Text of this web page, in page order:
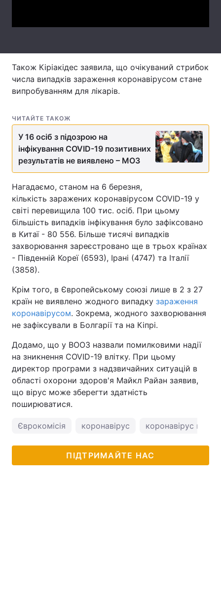
Контакти
Послуги
Також Кіріакідес заявила, що очікуваний стрибок
числа випадків зараження коронавірусом стане
випробуванням для лікарів.
ЧИТАЙТЕ ТАКОЖ
У 16 осіб з підозрою на
інфікування COVID-19 позитивних
результатів не виявлено – МОЗ
Нагадаємо, станом на 6 березня,
кількість заражених коронавірусом COVID-19 у
світі перевищила 100 тис. осіб. При цьому
більшість випадків інфікування було зафіксовано
в Китаї - 80 556. Більше тисячі випадків
захворювання зареєстровано ще в трьох країнах
- Південній Кореї (6593), Ірані (4747) та Італії
(3858).
Крім того, в Європейському союзі лише в 2 з 27
країн не виявлено жодного випадку зараження
коронавірусом. Зокрема, жодного захворювання
не зафіксували в Болгарії та на Кіпрі.
Додамо, що у ВООЗ назвали помилковими надії
на зникнення COVID-19 влітку. При цьому
директор програми з надзвичайних ситуацій в
області охорони здоров'я Майкл Райан заявив,
що вірус може зберегти здатність
поширюватися.
Єврокомісія коронавірус коронавірус в
ПІДТРИМАЙТЕ НАС